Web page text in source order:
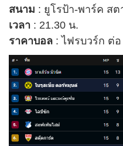
สนาม : ยูโรป้า-พาร์ค ส
เวลา : 21.30 น.
ราคาบอล : ไฟรบวร์ก ต่อ